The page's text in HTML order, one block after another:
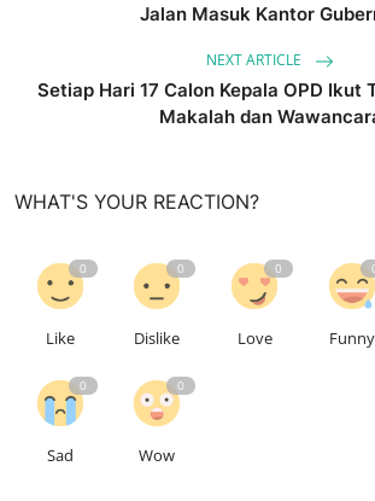
Jalan Masuk Kantor
NEXT ARTICLE
Setiap Hari 17 Calon Kepala OPD Ikut
Makalah dan
WHAT'S YOUR REACTION?
0
Like
0
Dislike
0
Love Funny
0
Sad
0
Wow